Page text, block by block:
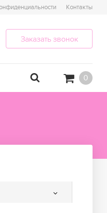
Контакты
Заказать звонок
0